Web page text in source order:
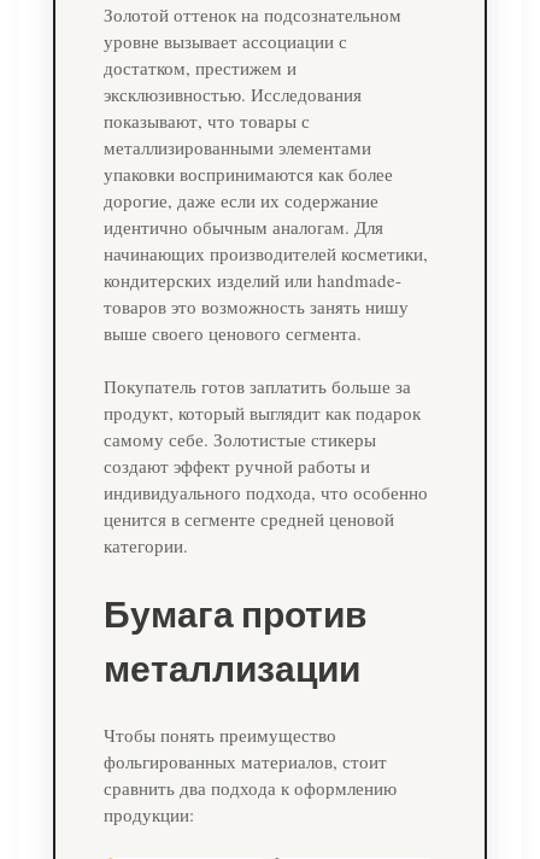
Золотой оттенок на подсознательном
уровне вызывает ассоциации с
достатком, престижем и
эксклюзивностью. Исследования
показывают, что товары с
металлизированными элементами
упаковки воспринимаются как более
дорогие, даже если их содержание
идентично обычным аналогам. Для
начинающих производителей косметики,
кондитерских изделий или handmade-
товаров это возможность занять нишу
выше своего ценового сегмента.
Покупатель готов заплатить больше за
продукт, который выглядит как подарок
самому себе. Золотистые стикеры
создают эффект ручной работы и
индивидуального подхода, что особенно
ценится в сегменте средней ценовой
категории.
Бумага против
металлизации
Чтобы понять преимущество
фольгированных материалов, стоит
сравнить два подхода к оформлению
продукции: